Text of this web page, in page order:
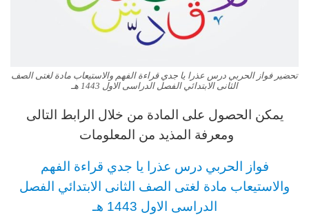
تحضير فواز الحربي درس عذرا يا جدي قراءة الفهم والاستيعاب مادة لغتى الصف
الثانى الابتدائي الفصل الدراسى الاول 1443 هـ
يمكن الحصول على المادة من خلال الرابط التالى
ومعرفة المذيد من المعلومات
فواز الحربيدرس عذرا يا جدي قراءة الفهم
والاستيعاب مادة لغتى
الصف الثانى الابتدائي الفصل
الدراسى الاول 1443 هـ